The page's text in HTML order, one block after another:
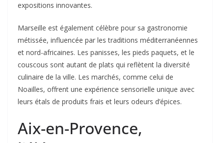
expositions innovantes.
Marseille est également célèbre pour sa gastronomie
métissée, influencée par les traditions méditerranéennes
et nord-africaines. Les panisses, les pieds paquets, et le
couscous sont autant de plats qui reflètent la diversité
culinaire de la ville. Les marchés, comme celui de
Noailles, offrent une expérience sensorielle unique avec
leurs étals de produits frais et leurs odeurs d’épices.
Aix-en-Provence,